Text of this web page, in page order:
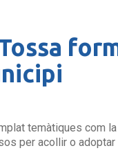
temàtiques com
per acollir o adoptar